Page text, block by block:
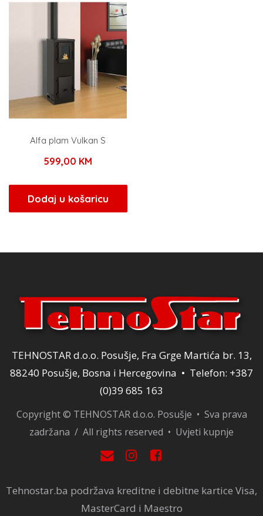
Alfa plam Vulkan S
599,00 KM
Dodaj u košaricu
TEHNOSTAR d.o.o. Posušje, Fra Grge Martića br. 13,
88240 Posušje, Bosna i Hercegovina • Telefon: +387
(0)39 685 163
Copyright © TEHNOSTAR d.o.o. Posušje • Sva prava
zadržana / All rights reserved • Uvjeti kupnje
Tehnostar.ba podržava kreditne i debitne kartice Visa,
MasterCard i Maestro